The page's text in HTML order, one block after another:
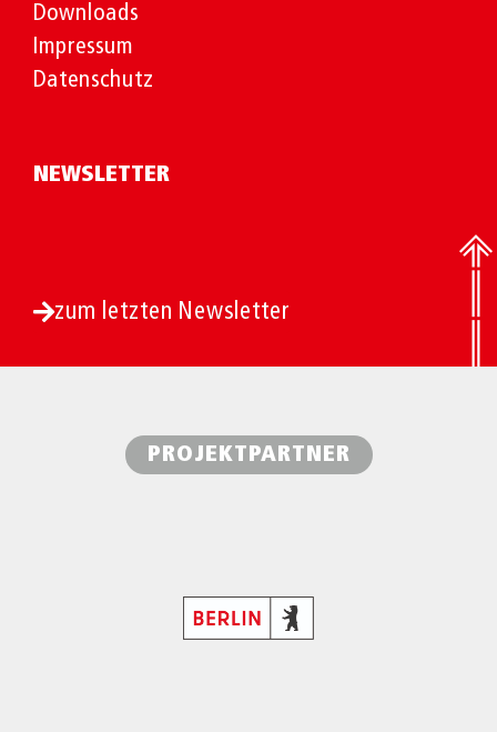
Downloads
Impressum
Datenschutz
NEWSLETTER
zum letzten Newsletter
PROJEKTPARTNER